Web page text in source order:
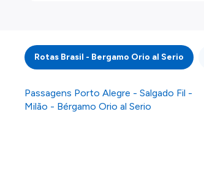
Rotas Brasil - Bergamo Orio al Serio
Passagens Porto Alegre - Salgado Fil -
Milão - Bérgamo Orio al Serio